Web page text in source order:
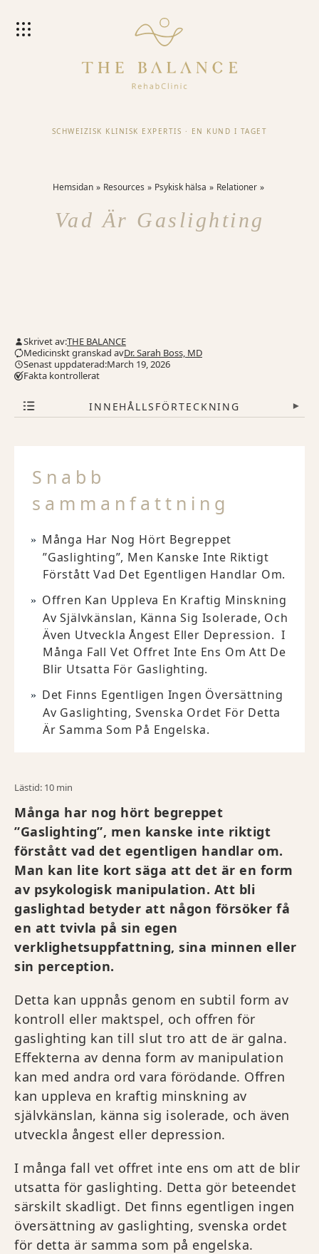
SCHWEIZISK KLINISK EXPERTIS · EN KUND I TAGET
Hemsidan Resources Psykisk hälsa Relationer
Vad Är Gaslighting
Skrivet av:THE BALANCE
Medicinskt granskad avDr. Sarah Boss, MD
Senast uppdaterad:March 19, 2026
Fakta kontrollerat
INNEHÅLLSFÖRTECKNING ▾
Snabb
sammanfattning
Många Har Nog Hört Begreppet
”Gaslighting”, Men Kanske Inte Riktigt
Förstått Vad Det Egentligen Handlar Om.
Offren Kan Uppleva En Kraftig Minskning
Av Självkänslan, Känna Sig Isolerade, Och
Även Utveckla Ångest Eller Depression. I
Många Fall Vet Offret Inte Ens Om Att De
Blir Utsatta För Gaslighting.
Det Finns Egentligen Ingen Översättning
Av Gaslighting, Svenska Ordet För Detta
Är Samma Som På Engelska.
Lästid: 10 min
Många har nog hört begreppet
”Gaslighting”, men kanske inte riktigt
förstått vad det egentligen handlar om.
Man kan lite kort säga att det är en form
av psykologisk manipulation. Att bli
gaslightad betyder att någon försöker få
en att tvivla på sin egen
verklighetsuppfattning, sina minnen eller
sin perception.
Detta kan uppnås genom en subtil form av
kontroll eller maktspel, och offren för
gaslighting kan till slut tro att de är galna.
Effekterna av denna form av manipulation
kan med andra ord vara förödande. Offren
kan uppleva en kraftig minskning av
självkänslan, känna sig isolerade, och även
utveckla ångest eller depression.
I många fall vet offret inte ens om att de blir
utsatta för gaslighting. Detta gör beteendet
särskilt skadligt. Det finns egentligen ingen
översättning av gaslighting, svenska ordet
för detta är samma som på engelska.